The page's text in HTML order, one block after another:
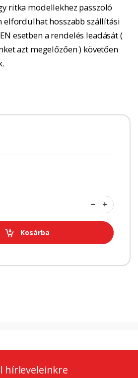
ritka modellekhez passzoló
elfordulhat hosszabb szállítási
esetben a rendelés leadását (
azt megelőzően ) követően
Kosárba
hírleveleinkre